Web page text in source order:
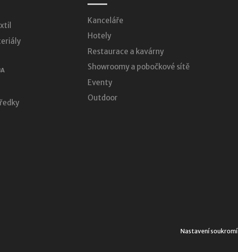
Kanceláře
Hotely
Restaurace a kavárny
Showroomy a pobočkové sítě
Eventy
Outdoor
Nastavení soukromí